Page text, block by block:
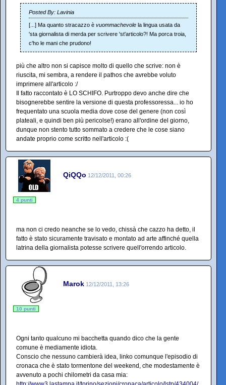
Posted By: Lavinia
[...] Ma quanto stracazzo è vuommachevole la lingua usata da
'sta giornalista di merda per scrivere 'st'articolo?! Ma porca troia,
c'ho le mani che prudono!
più che altro non si capisce molto di quello che scrive: non è
riuscita, mi sembra, a rendere il pathos che avrebbe voluto
imprimere all'articolo :/
Il fatto raccontato è LO SCHIFO. Purtroppo devo anche dire che
bisognerebbe sentire la versione di questa professoressa... io ho
frequentato una scuola media dove cose del genere (non così
plateali, e quindi ben più pericolse!) erano all'ordine del giorno,
dunque non stento tutto sommato a credere che le cose siano
andate proprio come scritto nell'articolo :(
QiQQo 12/12/2011, 00:26
4 punti
ma non ci credo neanche se lo vedo, chissà che cazzo ha detto, il
fatto è stato sicuramente travisato e montato ad arte affinché quella
latrina della giornalista potesse scrivere quell'orrendo articolo.
Marok 12/12/2011, 13:26
10 punti
Ogni tanto qualcuno mi bacchetta quando dico che la gente
comune è mediamente idiota.
Conscio che nessuno cambierà idea, linko comunque l'episodio di
cronaca che è stato tormentone del weekend, che modestamente è
avvenuto a pochi chilometri da casa mia: